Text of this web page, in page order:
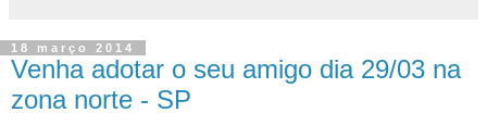
18 março 2014
Venha adotar o seu amigo dia 29/03 na
zona norte - SP